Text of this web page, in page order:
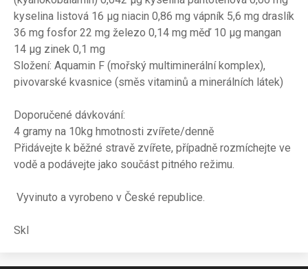
kyselina listová 16 µg niacin 0,86 mg vápník 5,6 mg draslík
36 mg fosfor 22 mg železo 0,14 mg měď 10 µg mangan
14 µg zinek 0,1 mg
Složení: Aquamin F (mořský multiminerální komplex),
pivovarské kvasnice (směs vitaminů a minerálních látek)
Doporučené dávkování:
4 gramy na 10kg hmotnosti zvířete/denně
Přidávejte k běžné stravě zvířete, případně rozmíchejte ve
vodě a podávejte jako součást pitného režimu.
Vyvinuto a vyrobeno v České republice.
Skl